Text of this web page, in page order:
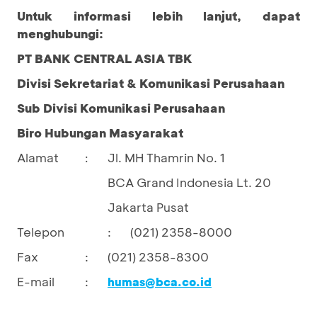
Untuk informasi lebih lanjut, dapat
menghubungi:
PT BANK CENTRAL ASIA TBK
Divisi Sekretariat & Komunikasi Perusahaan
Sub Divisi Komunikasi Perusahaan
Biro Hubungan Masyarakat
Alamat
:
Jl. MH Thamrin No. 1
BCA Grand Indonesia Lt. 20
Jakarta Pusat
Telepon
:
(021) 2358-8000
Fax
:
(021) 2358-8300
E-mail
: humas@bca.co.id